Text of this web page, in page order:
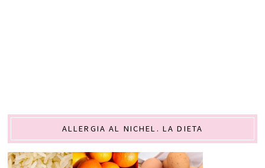
ALLERGIA AL NICHEL. LA DIETA